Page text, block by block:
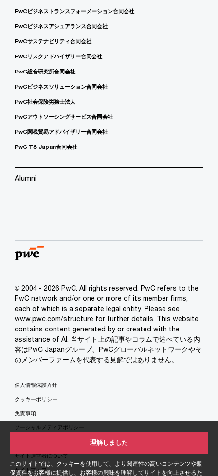
このサイトでは、クッキーを使用して、より関連性の高いコンテンツや販
促資料をお客様に提供し、お客様の興味を理解してサイトを向上させるた
理解しました
PwCビジネストランスフォーメーション合同会社
PwCビジネスアシュアランス合同会社
PwCサステナビリティ合同会社
PwCリスクアドバイザリー合同会社
PwC総合研究所合同会社
PwCビジネスソリューション合同会社
PwC社会保険労務士法人
PwCアウトソーシングサービス合同会社
PwC関税貿易アドバイザリー合同会社
PwC TS Japan合同会社
Alumni
© 2004 - 2026 PwC. All rights reserved. PwC refers to the
PwC network and/or one or more of its member firms,
each of which is a separate legal entity. Please see
www.pwc.com/structure for further details. This website
contains content generated by or created with the
assistance of AI. 当サイト上の記事やコラムで述べている内
容はPwC Japanグループ、PwCグローバルネットワークやそ
のメンバーファームを代表する見解ではありません。
個人情報保護方針
クッキーポリシー
免責事項
ソーシャルメディアポリシー
サイト運営者について
サイトマップ